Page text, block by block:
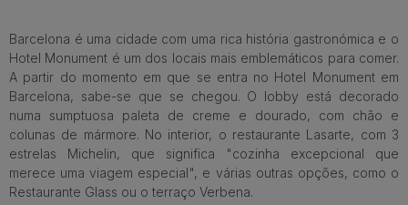
Barcelona é uma cidade com uma rica história gastronómica e o
Hotel Monument é um dos locais mais emblemáticos para comer.
A partir do momento em que se entra no Hotel Monument em
Barcelona, sabe-se que se chegou. O lobby está decorado
numa sumptuosa paleta de creme e dourado, com chão e
colunas de mármore. No interior, o restaurante Lasarte, com 3
estrelas Michelin, que significa "cozinha excepcional que
merece uma viagem especial", e várias outras opções, como o
Restaurante Glass ou o terraço Verbena.